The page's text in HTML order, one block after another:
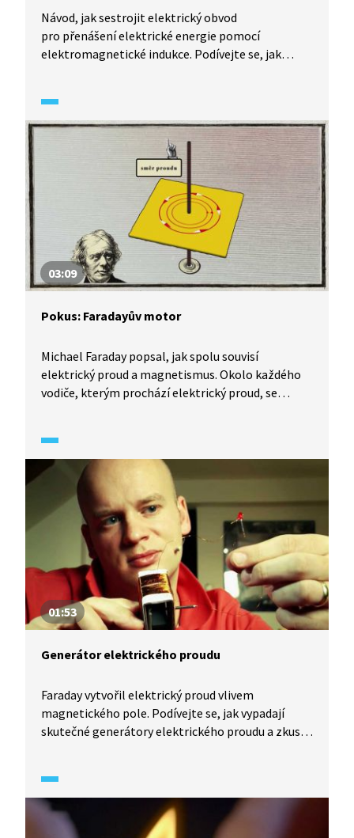
Návod, jak sestrojit elektrický obvod
pro přenášení elektrické energie pomocí
elektromagnetické indukce. Podívejte se, jak
03:09
Pokus: Faradayův motor
Michael Faraday popsal, jak spolu souvisí
elektrický proud a magnetismus. Okolo každého
vodiče, kterým prochází elektrický proud, se
tedy první přeměnu elektrické energie
na mechanickou a elektřina poprvé něco roztočila.
Jak elektromotor funguje?
01:53
Generátor elektrického proudu
Faraday vytvořil elektrický proud vlivem
magnetického pole. Podívejte se, jak vypadají
skutečné generátory elektrického proudu a zkuste